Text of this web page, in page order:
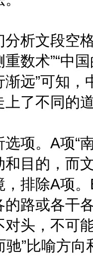
文段空格
数术”“中
远”可知
上了不同的
。A项“南
目的，而
排除A项
路或各干
对头，不可
驰”比喻方